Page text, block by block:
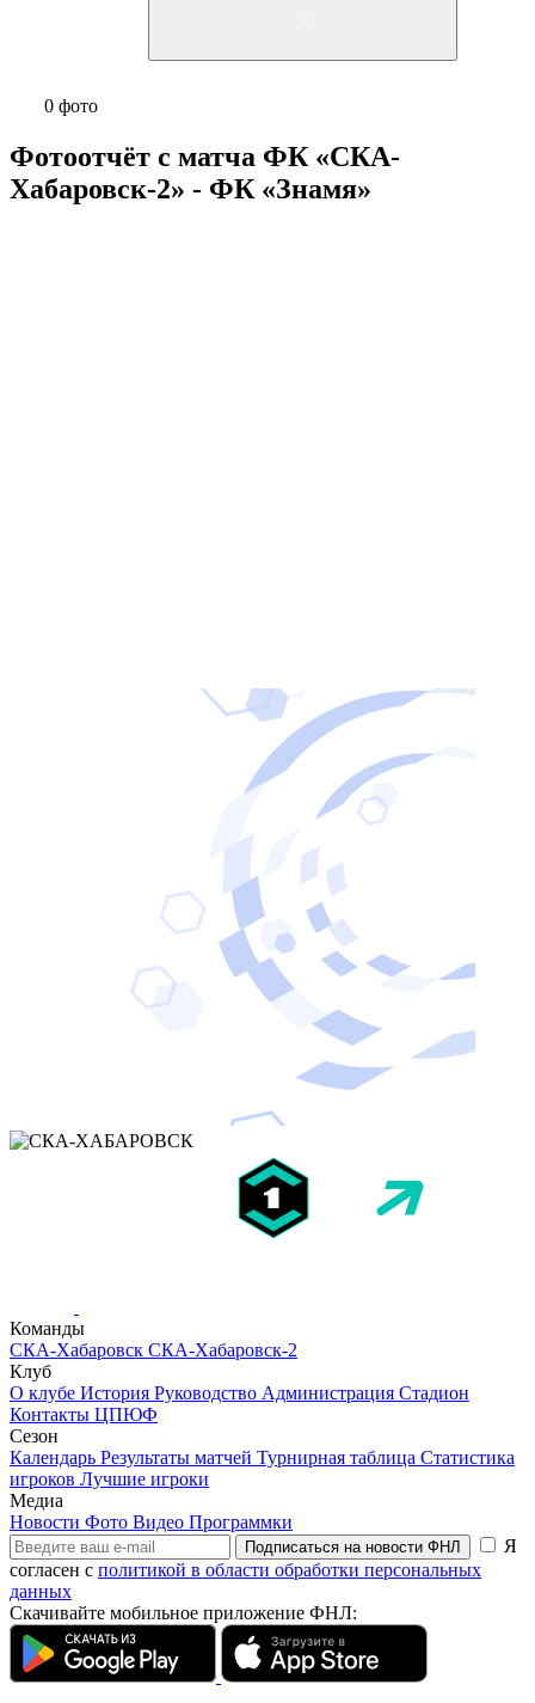
0 фото
Фотоотчёт с матча ФК «СКА-
Хабаровск-2» - ФК «Знамя»
Команды
СКА-Хабаровск СКА-Хабаровск-2
Клуб
О клубе История Руководство Администрация Стадион
Контакты ЦПЮФ
Сезон
Календарь Результаты матчей Турнирная таблица Статистика
игроков Лучшие игроки
Медиа
Новости Фото Видео Программки
Подписаться на новости ФНЛ
Я
согласен с политикой в области обработки персональных
данных
Скачивайте мобильное приложение ФНЛ: